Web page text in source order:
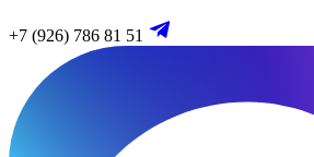
+7 (926) 786 81 51